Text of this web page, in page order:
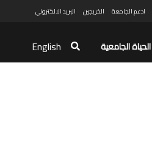
ادعم الجامعة الخريجين البريد الالكتروني
الحياة الجامعية English